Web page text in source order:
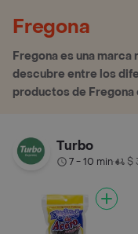
Fregona
Fregona es una
descubre entre los
productos de
Turbo
7 - 10 min• $